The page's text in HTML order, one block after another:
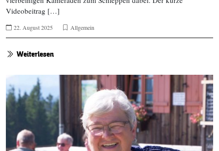
Videobeitrag […]
22. August 2025 Allgemein
Weiterlesen